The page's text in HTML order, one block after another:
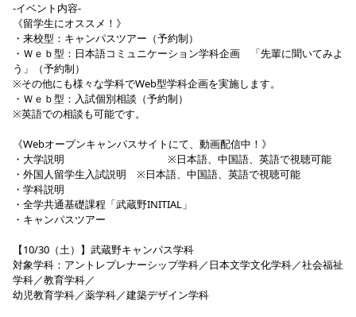
-イベント内容-
《留学生にオススメ！》
・来校型：キャンパスツアー（予約制）
・Ｗｅｂ型：日本語コミュニケーション学科企画 「先輩に聞いてみよ
う」（予約制）
※その他にも様々な学科でWeb型学科企画を実施します。
・Ｗｅｂ型：入試個別相談（予約制）
※英語での相談も可能です。
《Webオープンキャンパスサイトにて、動画配信中！》
・大学説明 ※日本語、中国語、英語で視聴可能
・外国人留学生入試説明 ※日本語、中国語、英語で視聴可能
・学科説明
・全学共通基礎課程「武蔵野INITIAL」
・キャンパスツアー
【10/30（土）】武蔵野キャンパス学科
対象学科：アントレプレナーシップ学科／日本文学文化学科／社会福祉
学科／教育学科／
幼児教育学科／薬学科／建築デザイン学科